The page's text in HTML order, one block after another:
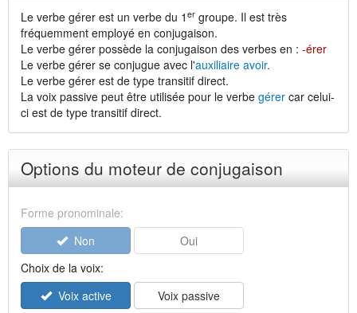
Le verbe gérer est un verbe du 1 er groupe. Il est très
fréquemment employé en conjugaison.
Le verbe gérer possède la conjugaison des verbes en : -érer
Le verbe gérer se conjugue avec l'auxiliaire avoir.
Le verbe gérer est de type transitif direct.
La voix passive peut être utilisée pour le verbe gérer car celui-
ci est de type transitif direct.
Options du moteur de conjugaison
Forme pronominale:
Non
Oui
Choix de la voix:
Voix active
Voix passive